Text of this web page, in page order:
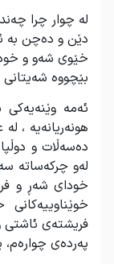
لە چوار چرا
دێن و دەچن بە
خێوی شەو و
بێچووە
ئەمە وێنەیەكی
هونەریانەیە ،
دەسەڵات و
لەو چركەساتە
خودای شەڕ و
فریشتەی ئاشتی
پەردەی چوارەم،